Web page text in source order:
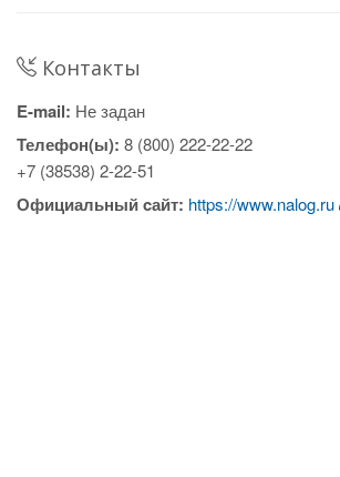
Контакты
E-mail: Не задан
Телефон(ы): 8 (800) 222-22-22
+7 (38538) 2-22-51
Официальный cайт: https://www.nalog.ru